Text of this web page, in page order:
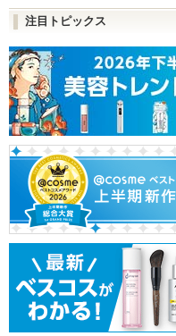
注目トピックス